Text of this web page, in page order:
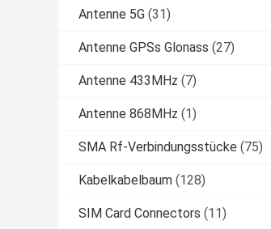
Antenne 5G (31)
Antenne GPSs Glonass (27)
Antenne 433MHz (7)
Antenne 868MHz (1)
SMA Rf-Verbindungsstücke (75)
Kabelkabelbaum (128)
SIM Card Connectors (11)